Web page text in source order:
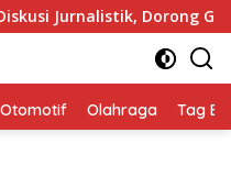
Gen Z Kritis
Otomotif Olahraga Tag